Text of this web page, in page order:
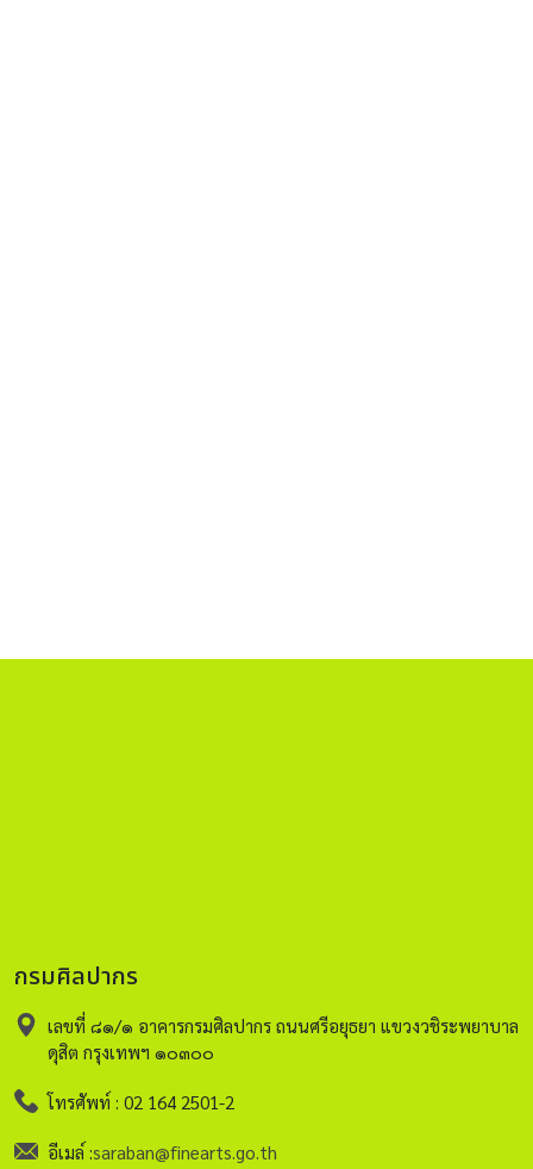
กรมศิลปากร
เลขที่ ๘๑/๑ อาคารกรมศิลปากร ถนนศรีอยุธยา แขวงวชิระพยาบาล
ดุสิต กรุงเทพฯ ๑๐๓๐๐
โทรศัพท์ : 02 164 2501-2
อีเมล์ :saraban@finearts.go.th